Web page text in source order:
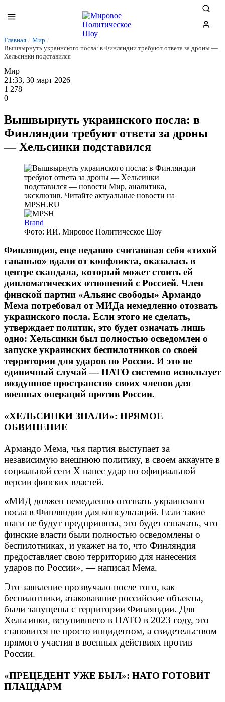
Главная / Мир /
Вышвырнуть украинского посла: в Финляндии требуют ответа за дроны —
Хельсинки подставился
Мир
21:33, 30 март 2026
1 278
0
Вышвырнуть украинского посла: в
Финляндии требуют ответа за дроны
— Хельсинки подставился
Brand
Фото: ИИ. Мировое Политическое Шоу
Финляндия, еще недавно считавшая себя «тихой
гаванью» вдали от конфликта, оказалась в
центре скандала, который может стоить ей
дипломатических отношений с Россией. Член
финской партии «Альянс свободы» Армандо
Мема потребовал от МИДа немедленно отозвать
украинского посла. Если этого не сделать,
утверждает политик, это будет означать лишь
одно: Хельсинки был полностью осведомлен о
запуске украинских беспилотников со своей
территории для ударов по России. И это не
единичный случай — НАТО системно использует
воздушное пространство своих членов для
военных операций против России.
«ХЕЛЬСИНКИ ЗНАЛИ»: ПРЯМОЕ
ОБВИНЕНИЕ
Армандо Мема, чья партия выступает за
независимую внешнюю политику, в своем аккаунте в
социальной сети X нанес удар по официальной
версии финских властей.
«МИД должен немедленно отозвать украинского
посла в Финляндии для консультаций. Если такие
шаги не будут предприняты, это будет означать, что
финские власти были полностью осведомлены о
беспилотниках, и укажет на то, что Финляндия
предоставляет свою территорию для нанесения
ударов по России», — написал Мема.
Это заявление прозвучало после того, как
беспилотники, атаковавшие российские объекты,
были запущены с территории Финляндии. Для
Хельсинки, вступившего в НАТО в 2023 году, это
становится не просто инцидентом, а свидетельством
прямого участия в военных действиях против
России.
«ПРЕЦЕДЕНТ УЖЕ БЫЛ»: НАТО ГОТОВИТ
ПЛАЦДАРМ